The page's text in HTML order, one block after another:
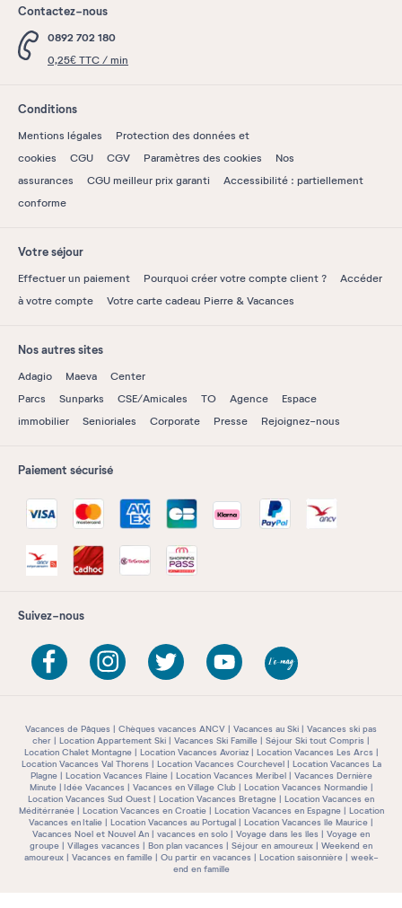
Contactez-nous
0892 702 180
0,25€ TTC / min
Conditions
Mentions légales
Protection des données et
cookies
CGU CGV Paramètres des cookies
Nos
assurances
CGU meilleur prix garanti
Accessibilité : partiellement
conforme
Votre séjour
Effectuer un paiement Pourquoi créer votre compte client ?
Accéder
à votre compte
Votre carte cadeau Pierre & Vacances
Nos autres sites
Adagio Maeva
Center
Parcs
Sunparks CSE/Amicales TO Agence
Espace
immobilier
Senioriales Corporate Presse Rejoignez-nous
Paiement sécurisé
Suivez-nous
Vacances de Pâques Chèques vacances ANCV Vacances au Ski
Vacances ski pas
cher
Location Appartement Ski Vacances Ski Famille
Séjour Ski tout Compris
Location Chalet Montagne
Location Vacances Avoriaz
Location Vacances Les Arcs
Location Vacances Val Thorens
Location Vacances Courchevel
Location Vacances La
Plagne
Location Vacances Flaine Location Vacances Meribel
Vacances Dernière
Minute
Idée Vacances Vacances en Village Club
Location Vacances Normandie
Location Vacances Sud Ouest
Location Vacances Bretagne
Location Vacances en
Méditérranée
Location Vacances en Croatie Location Vacances en Espagne
Location
Vacances en Italie
Location Vacances au Portugal
Location Vacances île Maurice
Vacances Noel et Nouvel An
vacances en solo Voyage dans les îles
Voyage en
groupe
Villages vacances Bon plan vacances Séjour en amoureux
Weekend en
amoureux
Vacances en famille Ou partir en vacances Location saisonnière
week-
end en famille